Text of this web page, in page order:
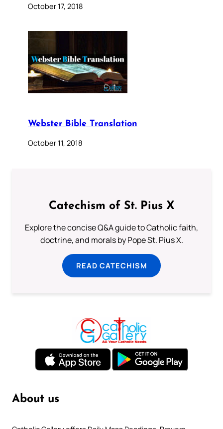
October 17, 2018
Webster Bible Translation
October 11, 2018
Catechism of St. Pius X
Explore the concise Q&A guide to Catholic faith,
doctrine, and morals by Pope St. Pius X.
READ CATECHISM
About us